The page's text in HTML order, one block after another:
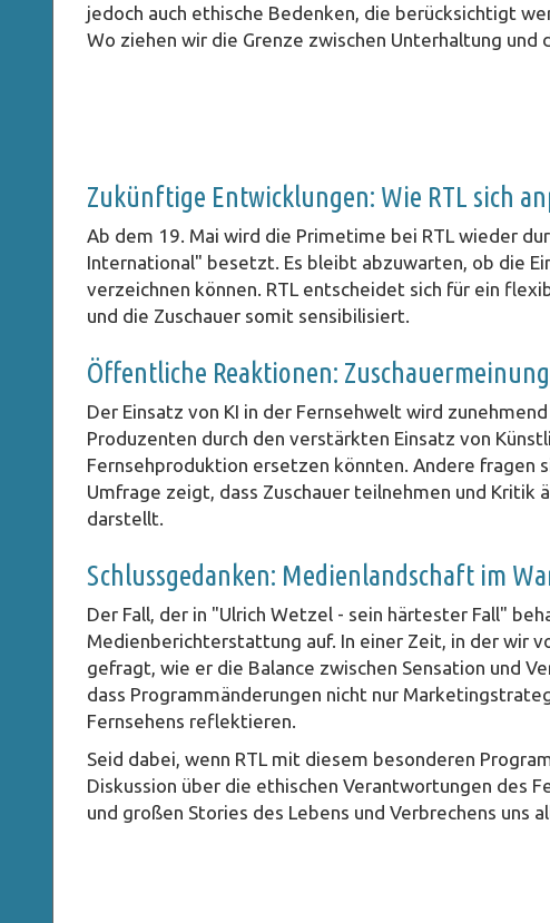
jedoch auch ethische Bedenken, die berücksichtigt
Wo ziehen wir die Grenze zwischen Unterhaltung und
Zukünftige Entwicklungen: Wie RTL sich
Ab dem 19. Mai wird die Primetime bei RTL wieder
International" besetzt. Es bleibt abzuwarten, ob die
verzeichnen können. RTL entscheidet sich für ein
und die Zuschauer somit sensibilisiert.
Öffentliche Reaktionen:
Der Einsatz von KI in der Fernsehwelt wird
Produzenten durch den verstärkten Einsatz von
Fernsehproduktion ersetzen könnten. Andere fragen
Umfrage zeigt, dass Zuschauer teilnehmen und Kritik
darstellt.
Schlussgedanken: Medienlandschaft im
Der Fall, der in "Ulrich Wetzel - sein härtester Fall"
Medienberichterstattung auf. In einer Zeit, in der wir
gefragt, wie er die Balance zwischen Sensation und
dass Programmänderungen nicht nur
Fernsehens reflektieren.
Seid dabei, wenn RTL mit diesem besonderen
Diskussion über die ethischen Verantwortungen des
und großen Stories des Lebens und Verbrechens uns